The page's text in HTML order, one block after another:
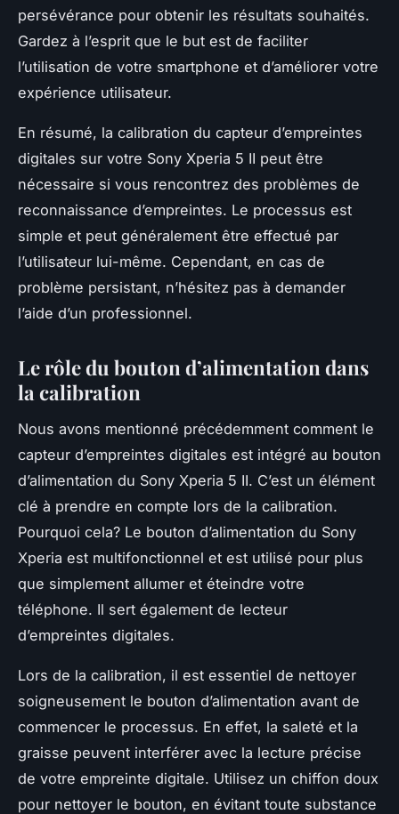
persévérance pour obtenir les résultats souhaités.
Gardez à l’esprit que le but est de faciliter
l’utilisation de votre smartphone et d’améliorer votre
expérience utilisateur.
En résumé, la calibration du capteur d’empreintes
digitales sur votre Sony Xperia 5 II peut être
nécessaire si vous rencontrez des problèmes de
reconnaissance d’empreintes. Le processus est
simple et peut généralement être effectué par
l’utilisateur lui-même. Cependant, en cas de
problème persistant, n’hésitez pas à demander
l’aide d’un professionnel.
Le rôle du bouton d’alimentation dans
la calibration
Nous avons mentionné précédemment comment le
capteur d’empreintes digitales est intégré au bouton
d’alimentation du Sony Xperia 5 II. C’est un élément
clé à prendre en compte lors de la calibration.
Pourquoi cela? Le bouton d’alimentation du Sony
Xperia est multifonctionnel et est utilisé pour plus
que simplement allumer et éteindre votre
téléphone. Il sert également de lecteur
d’empreintes digitales.
Lors de la calibration, il est essentiel de nettoyer
soigneusement le bouton d’alimentation avant de
commencer le processus. En effet, la saleté et la
graisse peuvent interférer avec la lecture précise
de votre empreinte digitale. Utilisez un chiffon doux
pour nettoyer le bouton, en évitant toute substance